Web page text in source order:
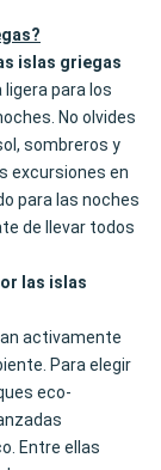
islas griegas
ligera para los
No olvides
sombreros y
excursiones en
para las noches
de llevar todos
las islas
activamente
Para elegir
eco-
Entre ellas